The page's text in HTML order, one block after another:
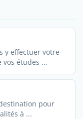
y effectuer votre
études ...
pour
à ...